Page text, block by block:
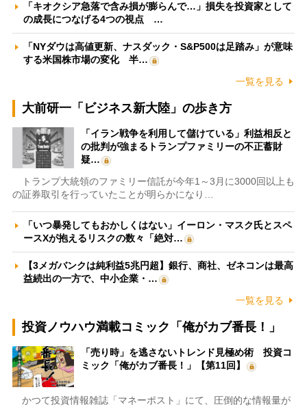
「キオクシア急落で含み損が膨らんで…」損失を投資家として
の成長につなげる4つの視点 …
「NYダウは高値更新、ナスダック・S&P500は足踏み」が意味
する米国株市場の変化 半…
一覧を見る
大前研一「ビジネス新大陸」の歩き方
「イラン戦争を利用して儲けている」利益相反と
の批判が強まるトランプファミリーの不正蓄財
疑…
トランプ大統領のファミリー信託が今年1～3月に3000回以上も
の証券取引を行っていたことが明らかになり…
「いつ暴発してもおかしくはない」イーロン・マスク氏とスペ
ースXが抱えるリスクの数々「絶対…
【3メガバンクは純利益5兆円超】銀行、商社、ゼネコンは最高
益続出の一方で、中小企業・…
一覧を見る
投資ノウハウ満載コミック「俺がカブ番長！」
「売り時」を逃さないトレンド見極め術 投資コ
ミック「俺がカブ番長！」【第11回】
かつて投資情報雑誌「マネーポスト」にて、圧倒的な情報量が